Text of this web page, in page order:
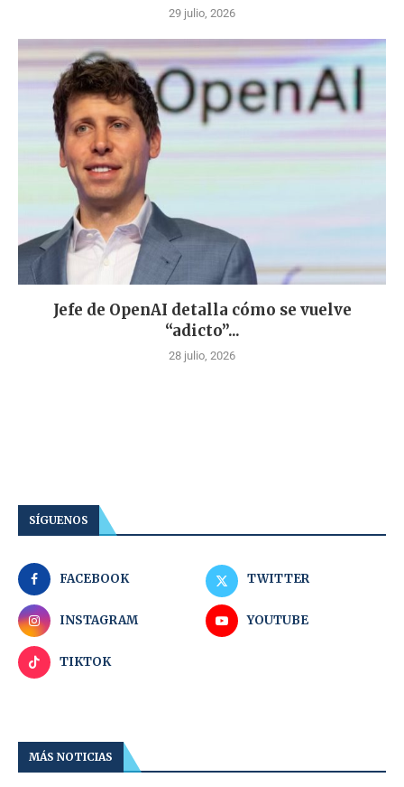
29 julio, 2026
Jefe de OpenAI detalla cómo se vuelve
“adicto”...
28 julio, 2026
SÍGUENOS
FACEBOOK TWITTER
INSTAGRAM YOUTUBE
TIKTOK
MÁS NOTICIAS